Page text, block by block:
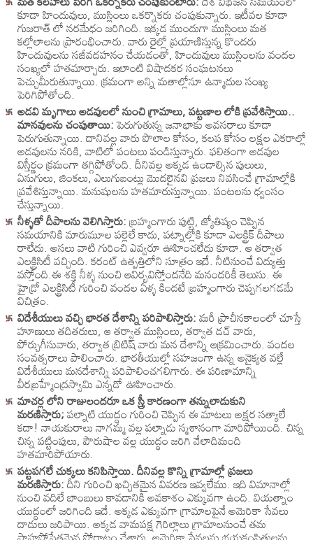
కూడా హిందువులు, ముస్లింలు ఒకర్నొకరు చంపుకున్నారు. ఇటీవల కూడా
గుజరాత్ లో నరమేధం జరిగింది. ఇక్కడ ముందుగా ముస్లింలు మత
కల్లోలాలను ప్రారంభించారు. వారు రైల్లో ప్రయాణిస్తున్న కొందరు
హిందువులను సజీవదహనం చేయడంతో, హిందువులు ముస్లింలను వందల
సంఖ్యలో హతమార్చారు. ఇలాంటి విషాదకర సంఘటనలు
పెచ్చుమీరుతున్నాయి. క్రమంగా అన్ని మతాల్లోనూ ఉన్మాదుల సంఖ్య
పెరిగిపోతోంది.
అడవి మృగాలు అడవులలో నుంచి గ్రామాలు, పట్టణాల లోకి ప్రవేశిస్తాయి..
మానవులను చంపుతాయి:పెరుగుతున్న జనాభాకు అవసరాలు కూడా
పెరుగుతున్నాయి. దానివల్ల వారు పొలాల కోసం, కలప కోసం లక్షల ఎకరాల్లో
అడవులను నరికి, వాటిలో పంటలు పండిస్తున్నారు. ఫలితంగా అడవుల
విస్తీర్ణం క్రమంగా తగ్గిపోతోంది. దీనివల్ల అక్కడ ఉండాల్సిన పులులు,
ఏనుగులు, జింకలు, ఎలుగుబంట్లు మొదలైనవి ప్రజలు నివసించే గ్రామాల్లోకి
ప్రవేశిస్తున్నాయి. మనుషులను హతమారుస్తున్నాయి. పంటలను ధ్వంసం
చేస్తున్నాయి.
నీళ్ళతో దీపాలను వెలిగిస్తారు:బ్రహ్మంగారు పుట్టి, జ్యోతిష్యం చెప్పిన
సమయానికి మారుమూల పల్లెలే కాదు, పట్నాల్లోకి కూడా ఎలక్ట్రిక్ దీపాలు
రాలేదు. అసలు వాటి గురించి ఎవ్వరూ ఊహించలేదు కూడా. ఆ తర్వాత
ఎలక్ట్రిసిటీ వచ్చింది. కరంట్ ఉత్పత్తిలోని సూత్రం ఇదే. నీటినుంచే విద్యుత్తు
వస్తోంది.ఈ శక్తి నీళ్ళ నుంచి ఆవిర్భవిస్తోందనేది మనందరికీ తెలుసు. ఈ
హైడ్రో ఎలక్ట్రిసిటీ గురించి వందల ఏళ్ళ కిందటే బ్రహ్మంగారు చెప్పగలగడమే
విచిత్రం.
విదేశీయులు వచ్చి భారత దేశాన్ని పరిపాలిస్తారు:మరీ ప్రాచీనకాలంలో చూస్తే
హూణులు తదితరులు, ఆ తర్వాత ముస్లింలు, తర్వాత డచ్ వారు,
పోర్చుగీసువారు, తర్వాత బ్రిటిష్ వారు మన దేశాన్ని ఆక్రమించారు. వందల
సంవత్సరాలు పాలించారు. భారతీయుల్లో సహజంగా ఉన్న అనైక్యత వల్లే
విదేశీయులు మనదేశాన్ని పరిపాలించగలిగారు. ఈ పరిణామాన్ని
వీరబ్రహ్మేంద్రస్వామి ఎన్నడో ఊహించారు.
మాచర్ల లోని రాజులందరూ ఒక స్త్రీ కారణంగా తన్నులాడుకుని
మరణిస్తారు;పల్నాటి యుద్ధం గురించి చెప్పిన ఈ మాటలు అక్షర సత్యాలే
కదా! నాయకురాలు నాగమ్మ వల్ల పల్నాడు స్మశానంగా మారిపోయింది. చిన్న
చిన్న పట్టింపులు, పౌరుషాల వల్ల యుద్ధం జరిగి వేలాదిమంది
హతమారిపోయారు.
పట్టపగలే చుక్కలు కనిపిస్తాయి. దీనివల్ల కొన్ని గ్రామాల్లో ప్రజలు
మరణిస్తారు:దీని గురించి ఖచ్చితమైన వివరణ ఇవ్వలేము. ఇది విమానాల్లో
నుంచి వదిలే బాంబులు కావడానికి అవకాశం ఎక్కువగా ఉంది. వియత్నాం
యుద్ధంలో జరిగింది ఇదే. అక్కడ ఎక్కువగా గ్రామాలపైనే అమెరికా సేవలు
దాడులు జరిపాయి. అక్కడ వామపక్ష గెరిల్లాలు గ్రామాలనుంచే తమ